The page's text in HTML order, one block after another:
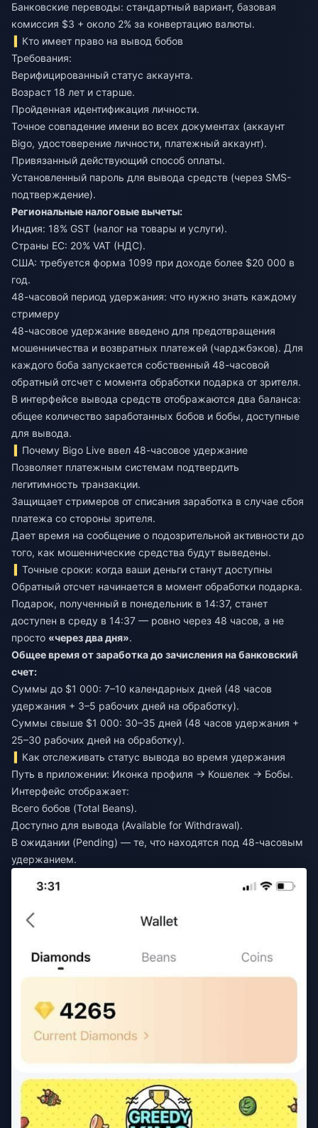
Банковские переводы: стандартный вариант, базовая
комиссия $3 + около 2% за конвертацию валюты.
Кто имеет право на вывод бобов
Требования:
Верифицированный статус аккаунта.
Возраст 18 лет и старше.
Пройденная идентификация личности.
Точное совпадение имени во всех документах (аккаунт
Bigo, удостоверение личности, платежный аккаунт).
Привязанный действующий способ оплаты.
Установленный пароль для вывода средств (через SMS-
подтверждение).
Региональные налоговые вычеты:
Индия: 18% GST (налог на товары и услуги).
Страны ЕС: 20% VAT (НДС).
США: требуется форма 1099 при доходе более $20 000 в
год.
48-часовой период удержания: что нужно знать каждому
стримеру
48-часовое удержание введено для предотвращения
мошенничества и возвратных платежей (чарджбэков). Для
каждого боба запускается собственный 48-часовой
обратный отсчет с момента обработки подарка от зрителя.
В интерфейсе вывода средств отображаются два баланса:
общее количество заработанных бобов и бобы, доступные
для вывода.
Почему Bigo Live ввел 48-часовое удержание
Позволяет платежным системам подтвердить
легитимность транзакции.
Защищает стримеров от списания заработка в случае сбоя
платежа со стороны зрителя.
Дает время на сообщение о подозрительной активности до
того, как мошеннические средства будут выведены.
Точные сроки: когда ваши деньги станут доступны
Обратный отсчет начинается в момент обработки подарка.
Подарок, полученный в понедельник в 14:37, станет
доступен в среду в 14:37 — ровно через 48 часов, а не
просто «через два дня».
Общее время от заработка до зачисления на банковский
счет:
Суммы до $1 000: 7–10 календарных дней (48 часов
удержания + 3–5 рабочих дней на обработку).
Суммы свыше $1 000: 30–35 дней (48 часов удержания +
25–30 рабочих дней на обработку).
Как отслеживать статус вывода во время удержания
Путь в приложении: Иконка профиля → Кошелек → Бобы.
Интерфейс отображает:
Всего бобов (Total Beans).
Доступно для вывода (Available for Withdrawal).
В ожидании (Pending) — те, что находятся под 48-часовым
удержанием.